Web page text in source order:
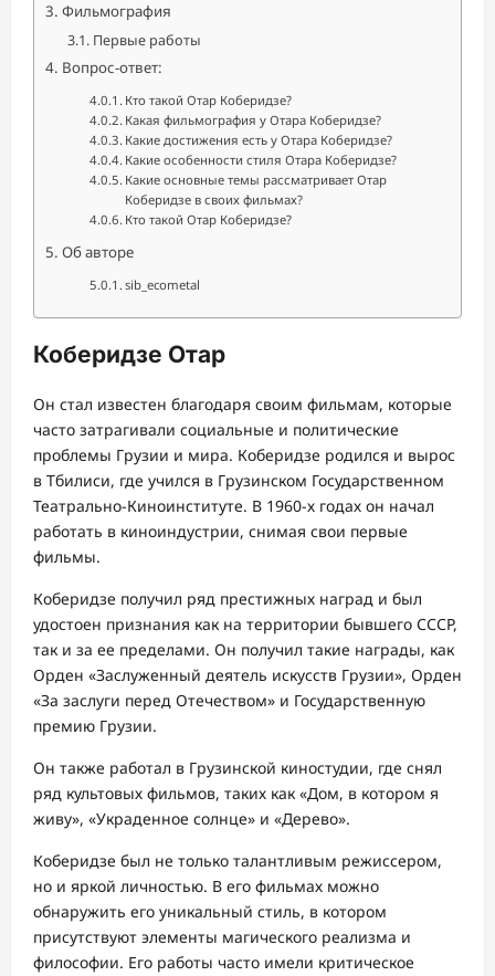
Фильмография
Первые работы
Вопрос-ответ:
Кто такой Отар Коберидзе?
Какая фильмография у Отара Коберидзе?
Какие достижения есть у Отара Коберидзе?
Какие особенности стиля Отара Коберидзе?
Какие основные темы рассматривает Отар
Коберидзе в своих фильмах?
Кто такой Отар Коберидзе?
Об авторе
sib_ecometal
Коберидзе Отар
Он стал известен благодаря своим фильмам, которые
часто затрагивали социальные и политические
проблемы Грузии и мира. Коберидзе родился и вырос
в Тбилиси, где учился в Грузинском Государственном
Театрально-Киноинституте. В 1960-х годах он начал
работать в киноиндустрии, снимая свои первые
фильмы.
Коберидзе получил ряд престижных наград и был
удостоен признания как на территории бывшего СССР,
так и за ее пределами. Он получил такие награды, как
Орден «Заслуженный деятель искусств Грузии», Орден
«За заслуги перед Отечеством» и Государственную
премию Грузии.
Он также работал в Грузинской киностудии, где снял
ряд культовых фильмов, таких как «Дом, в котором я
живу», «Украденное солнце» и «Дерево».
Коберидзе был не только талантливым режиссером,
но и яркой личностью. В его фильмах можно
обнаружить его уникальный стиль, в котором
присутствуют элементы магического реализма и
философии. Его работы часто имели критическое